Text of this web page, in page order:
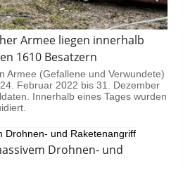
Armee liegen innerhalb
1610 Besatzern
Armee (Gefallene und Verwundete)
Februar 2022 bis 31. Dezember
Innerhalb eines Tages wurden
Drohnen- und